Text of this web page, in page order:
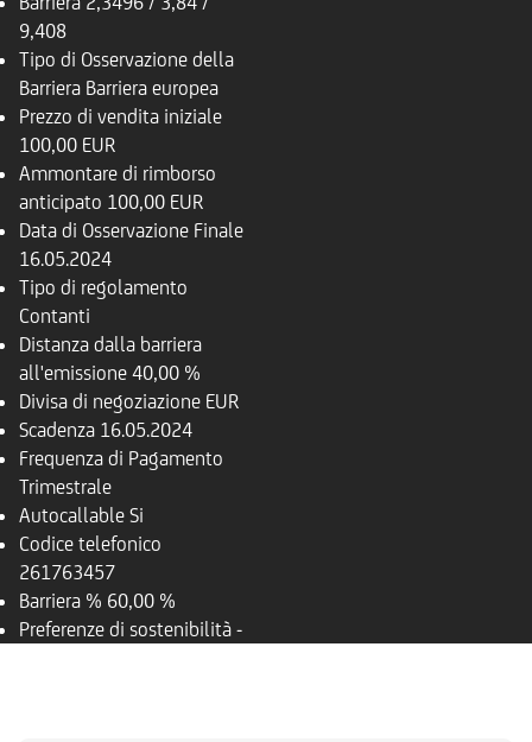
9,408
Tipo di Osservazione della
Barriera Barriera europea
Prezzo di vendita iniziale
100,00 EUR
Ammontare di rimborso
anticipato 100,00 EUR
Data di Osservazione Finale
16.05.2024
Tipo di regolamento
Contanti
Distanza dalla barriera
all'emissione 40,00 %
Divisa di negoziazione EUR
Scadenza 16.05.2024
Frequenza di Pagamento
Trimestrale
Autocallable Si
Codice telefonico
261763457
Barriera % 60,00 %
Preferenze di sostenibilità -